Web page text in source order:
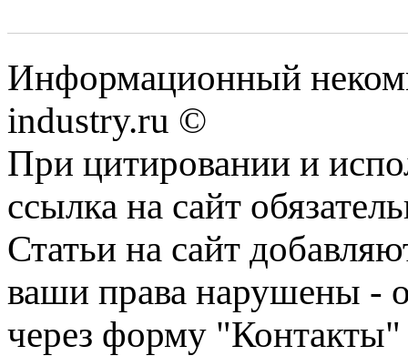
Информационный
industry.ru ©
При цитировании и
ссылка на сайт
Статьи на сайт
ваши права нарушены -
через форму "Контакты"